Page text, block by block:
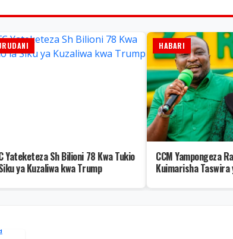
Yateketeza Sh Bilioni 78 Kwa Tukio
ya Kuzaliwa kwa Trump
HABARI
CCM Yampongeza
Kuimarisha Taswira